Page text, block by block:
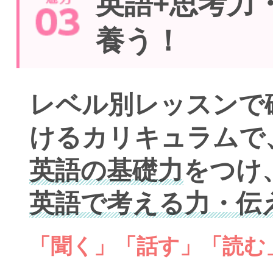
養う！
レベル別レッスン
けるカリキュラムで
英語の基礎力をつけ
英語で考える力・伝
「聞く」「話す」「読